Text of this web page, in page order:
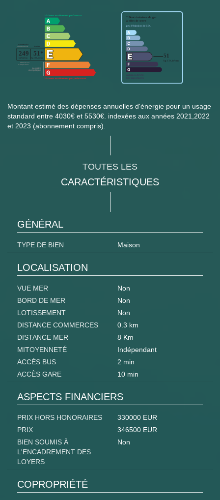
Montant estimé des dépenses annuelles d'énergie pour un usage
standard entre 4030€ et 5530€. indexées aux années 2021,2022
et 2023 (abonnement compris).
TOUTES LES
CARACTÉRISTIQUES
GÉNÉRAL
TYPE DE BIEN Maison
LOCALISATION
VUE MER
Non
BORD DE MER
Non
LOTISSEMENT
Non
DISTANCE COMMERCES
0.3 km
DISTANCE MER
8 Km
MITOYENNETÉ
Indépendant
ACCÈS BUS
2 min
ACCÈS GARE
10 min
ASPECTS FINANCIERS
PRIX HORS HONORAIRES
330000 EUR
PRIX
346500 EUR
BIEN SOUMIS À
L'ENCADREMENT DES
LOYERS
Non
COPROPRIÉTÉ